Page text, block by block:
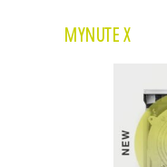
MYNUTE X